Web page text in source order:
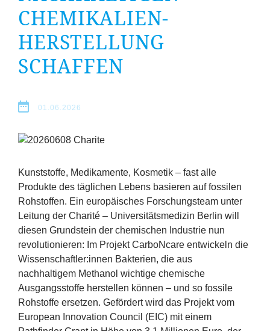
Leistungsangebot
Arbeitskreise
Erfolge
CHEMIKALIEN-
HERSTELLUNG
SCHAFFEN
01.06.2026
Kunststoffe, Medikamente, Kosmetik – fast alle
Produkte des täglichen Lebens basieren auf fossilen
Rohstoffen. Ein europäisches Forschungsteam unter
Leitung der Charité – Universitätsmedizin Berlin will
diesen Grundstein der chemischen Industrie nun
revolutionieren: Im Projekt CarboNcare entwickeln die
Wissenschaftler:innen Bakterien, die aus
nachhaltigem Methanol wichtige chemische
Ausgangsstoffe herstellen können – und so fossile
Rohstoffe ersetzen. Gefördert wird das Projekt vom
European Innovation Council (EIC) mit einem